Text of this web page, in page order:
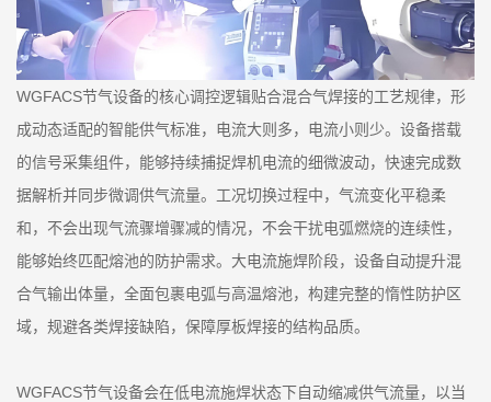
WGFACS节气设备的核心调控逻辑贴合混合气焊接的工艺规律，形
成动态适配的智能供气标准，电流大则多，电流小则少。设备搭载
的信号采集组件，能够持续捕捉焊机电流的细微波动，快速完成数
据解析并同步微调供气流量。工况切换过程中，气流变化平稳柔
和，不会出现气流骤增骤减的情况，不会干扰电弧燃烧的连续性，
能够始终匹配熔池的防护需求。大电流施焊阶段，设备自动提升混
合气输出体量，全面包裹电弧与高温熔池，构建完整的惰性防护区
域，规避各类焊接缺陷，保障厚板焊接的结构品质。
WGFACS节气设备会在低电流施焊状态下自动缩减供气流量，以当